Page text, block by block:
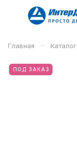
Главная – Каталог
ПОД ЗАКАЗ